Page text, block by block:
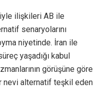
ilişkileri AB ile
senaryolarını
niyetinde. İran ile
yaşadığı kabul
görüşüne göre
nevi alternatif teşkil eden